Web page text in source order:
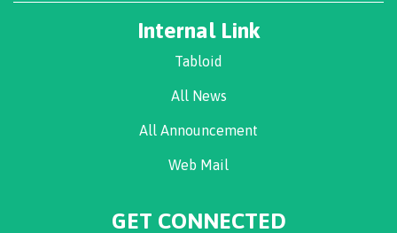
Internal Link
Tabloid
All News
All Announcement
Web Mail
GET CONNECTED